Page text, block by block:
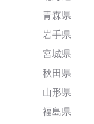
青森県
岩手県
宮城県
秋田県
山形県
福島県